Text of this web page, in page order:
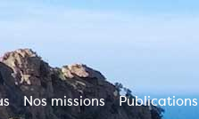
Nos missions Publications